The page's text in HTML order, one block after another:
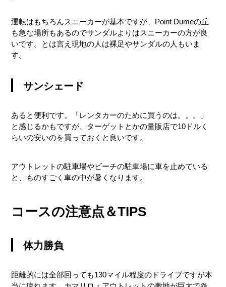
運転はもちろんスニーカーが基本ですが、Point Dumeの丘
も急な場所もあるのでサンダルよりはスニーカーの方が良
いです。とは言え現地の人は裸足やサンダルの人もいま
す。
サンシェード
あると便利です。「レンタカーのために買うのは。。。」
と感じるかもですが、ターゲットとかの量販店で10ドルく
らいの安いのを買っておくと良いです。
アウトレットの駐車場やビーチの駐車場に車を止めている
と、ものすごく車の中が暑くなります。
コースの注意点＆TIPS
体力勝負
距離的には全部回っても130マイル程度のドライブですが本